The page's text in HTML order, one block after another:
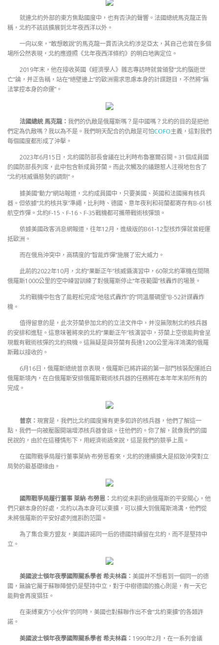
就連北約外部的東方焦點國度中，也有否決的聲響。法國總統馬克龍正告
稱，北約不該該擴展到北年夜西洋以外。
一向以來，“敢想敢說”的馬克龍一貫否決北約涉足亞太，其自己也曾在多個
場所公然表現，北約應遵照《北年夜西洋條約》的明白地輿定位。
2019年末，他在接收英國《經濟學人》雜志專訪時就曾頒發“北約腦逝世
亡”論，并正告稱，站在“絕壁邊上”的歐洲需求思慮本身的計謀題目，不然將“無
法掌控本身的命運”。
法國總統 馬克龍： 我們的仇敵是俄羅斯嗎？是中國嗎？北約的目的是把他
們定為仇敵嗎？我以為不是。我們明天配合的仇敵是可怕COFO主義，這對我們
每個國度都形成了沖擊。
2023年6月15日，北約國防部長會議在比利時布魯塞爾召開。31個成員國
的國防部長列席，此中包含新成員芬蘭。而此次觸及的議題惹人注視地包含了
“北約核威懾態勢的調劑”。
據美國“動力”網站報道，北約成員國中，只要美國、英國和法國擁有核兵
器。但依據“北約核共享”準繩，比利時、德國、意年夜利和荷蘭都寄存有B-61核
航空炸彈。北約F-15、F-16、F-35戰機都可攜帶戰術核彈頭。
依據美國政客消息網報道，往年12月，進級版的B61-12型核炸彈就曾經運
抵歐洲。
而在俄烏沖突中，高精度的“智能炸彈”施展了宏大威力。
此前的2022年10月，北約“果斷正午”核威懾演習中，60架北約軍機在間隔
俄羅斯1000公里的空中練習訓練了對俄羅斯停止“年夜範圍”核轟炸的場景。
北約戰機中包含了能輕松完成“地毯式轟炸”的“同溫層碉堡”B-52計謀轟炸
機。
值得留意的是，此次芬蘭參加北約的立法文件中，并沒無限制北約核兵器
的安排和進駐。這意味著將來的北約“果斷正午”核演習中，芬蘭上空很能夠會呈
現載有戰術核彈的北約飛機。這無疑是與芬蘭有長達1200公里海洋鴻溝的俄羅
斯難以接收的。
6月16日，俄羅斯總統普京表現，俄羅斯已將許諾的第一部門核裝配運抵白
俄羅斯境內，在白俄羅斯安排俄羅斯戰術核兵器的任務將在本年年末前所有的
完成。
普京： 現實是，我們比北約國度擁有更多如許的核兵器，他們了解這一
點，我們一向被壓服開端增添核兵器會談。往他們的。你了解，就像我們的國
民說的，由於在這種情形下，用經濟術語來說，這是我們的競爭上風。
在國際戰爭局履行董事萊納·布勞恩看來，北約的連續擴大是招致沖突對立
局勢的最基礎緣由。
國際戰爭局履行董事 萊納·布勞恩： 北約從未斟酌過俄羅斯的平安關心，他
們只顧本身的好處，北約以為本身可以東擴，可以擴大到俄羅斯鴻溝，他們從
未將俄羅斯的平安好處列進斟酌范圍。
為了集合東方盟友，美國許諾同一后的德國持續留在北約，而不是堅持中
立。
美國波士頓年夜學國際關系學者 希夫林森： 美國并不想看到一個同一的德
國，無論它屬于蘇聯陣營仍是堅持中立，對于中樹德國的擔心則是，有一天它
能夠會再度猖狂。
在束縛東方“小伙伴”的同時，美國也對蘇聯作出不會“北約東擴”的各類許
諾。
美國波士頓年夜學國際關系學者 希夫林森： 1990年2月，在一系列會議